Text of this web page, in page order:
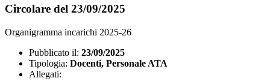
Circolare del 23/09/2025
Organigramma incarichi 2025-26
Pubblicato il: 23/09/2025
Tipologia: Docenti, Personale ATA
Allegati: